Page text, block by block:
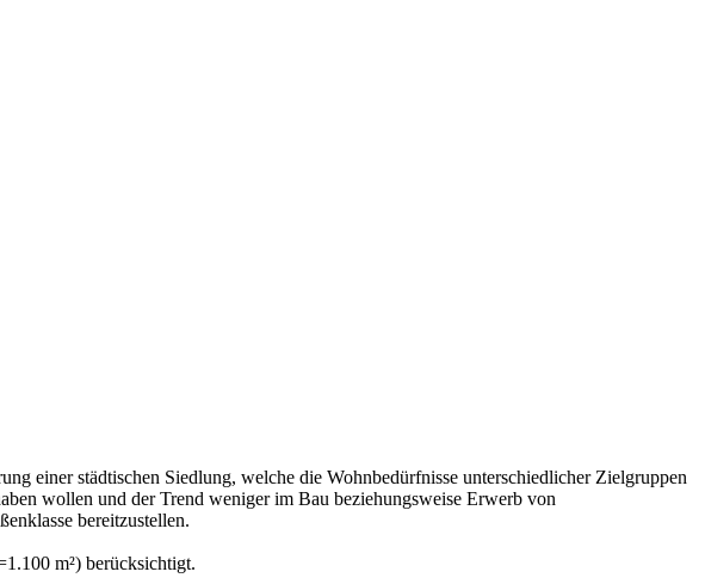
einer städtischen Siedlung, welche die Wohnbedürfnisse unterschiedlicher Zielgruppen
wollen und der Trend weniger im Bau beziehungsweise Erwerb von
bereitzustellen.
m²) berücksichtigt.